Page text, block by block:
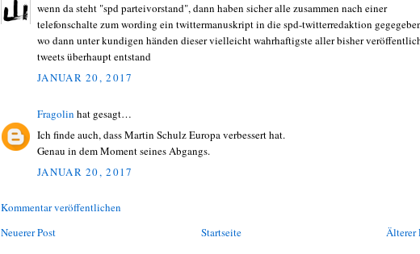
wenn da steht "spd parteivorstand", dann haben sicher alle zusammen nach einer
telefonschalte zum wording ein twittermanuskript in die spd-twitterredaktion
wo dann unter kundigen händen dieser vielleicht wahrhaftigste aller bisher
tweets überhaupt entstand
JANUAR 20, 2017
Fragolin hat gesagt…
Ich finde auch, dass Martin Schulz Europa verbessert hat.
Genau in dem Moment seines Abgangs.
JANUAR 20, 2017
Kommentar veröffentlichen
Neuerer Post
Älterer
Startseite